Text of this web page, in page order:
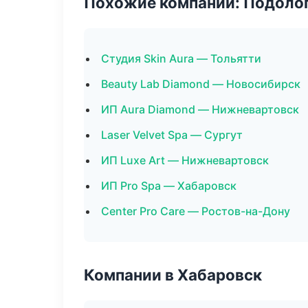
Студия Skin Aura — Тольятти
Beauty Lab Diamond — Новосибирск
ИП Aura Diamond — Нижневартовск
Laser Velvet Spa — Сургут
ИП Luxe Art — Нижневартовск
ИП Pro Spa — Хабаровск
Center Pro Care — Ростов-на-Дону
Компании в Хабаровск